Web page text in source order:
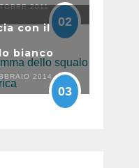
2011
02
con il
bianco
2014
03